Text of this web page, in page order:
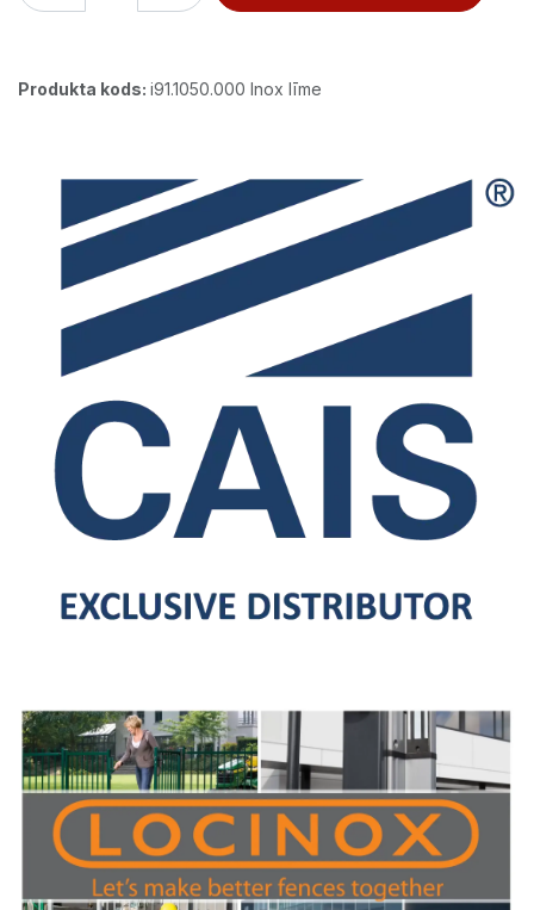
Produkta kods: i91.1050.000 Inox līme